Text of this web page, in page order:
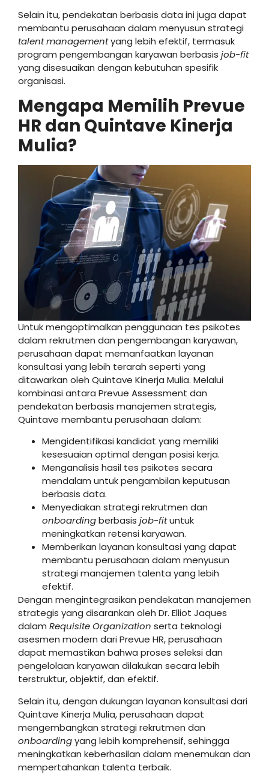
Selain itu, pendekatan berbasis data ini juga dapat
membantu perusahaan dalam menyusun strategi
talent managementyang lebih efektif, termasuk
program pengembangan karyawan berbasis job-fit
yang disesuaikan dengan kebutuhan spesifik
organisasi.
Mengapa Memilih Prevue
HR dan Quintave Kinerja
Mulia?
Untuk mengoptimalkan penggunaan tes psikotes
dalam rekrutmen dan pengembangan karyawan,
perusahaan dapat memanfaatkan layanan
konsultasi yang lebih terarah seperti yang
ditawarkan oleh Quintave Kinerja Mulia. Melalui
kombinasi antara Prevue Assessment dan
pendekatan berbasis manajemen strategis,
Quintave membantu perusahaan dalam:
Mengidentifikasi kandidat yang memiliki
kesesuaian optimal dengan posisi kerja.
Menganalisis hasil tes psikotes secara
mendalam untuk pengambilan keputusan
berbasis data.
Menyediakan strategi rekrutmen dan
onboardingberbasis job-fituntuk
meningkatkan retensi karyawan.
Memberikan layanan konsultasi yang dapat
membantu perusahaan dalam menyusun
strategi manajemen talenta yang lebih
efektif.
Dengan mengintegrasikan pendekatan manajemen
strategis yang disarankan oleh Dr. Elliot Jaques
dalam Requisite Organization serta teknologi
asesmen modern dari Prevue HR, perusahaan
dapat memastikan bahwa proses seleksi dan
pengelolaan karyawan dilakukan secara lebih
terstruktur, objektif, dan efektif.
Selain itu, dengan dukungan layanan konsultasi dari
Quintave Kinerja Mulia, perusahaan dapat
mengembangkan strategi rekrutmen dan
onboardingyang lebih komprehensif, sehingga
meningkatkan keberhasilan dalam menemukan dan
mempertahankan talenta terbaik.